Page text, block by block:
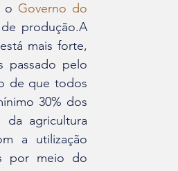
o Governo do
produção.A
mais forte,
passado pelo
de que todos
30% dos
da agricultura
a utilização
por meio do